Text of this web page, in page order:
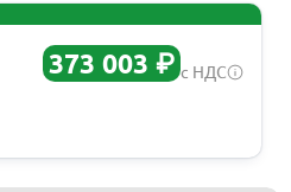
373 003 ₽ с НДС